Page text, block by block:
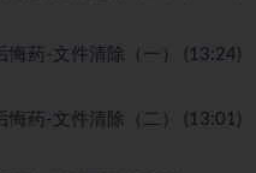
悔药-文件清除（一） (13:24)
悔药-文件清除（二） (13:01)